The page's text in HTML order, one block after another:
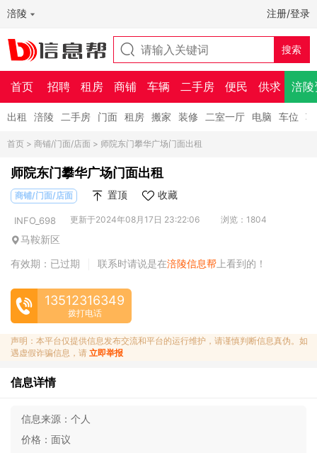
涪陵 注册/登录
首页 招聘 租房 商铺 车辆 二手房 便民 供求 涪陵
出租 涪陵 二手房 门面 租房 搬家 装修 二室一厅 电脑 车位
首页 > 商铺/门面/店面 > 师院东门攀华广场门面出租
师院东门攀华广场门面出租
商铺/门面/店面 置顶 收藏
INFO_698 更新于2024年08月17日 23:22:06 浏览：1804
马鞍新区
有效期：已过期
联系时请说是在涪陵信息帮 上看到的！
13512316349
拨打电话
声明：本平台仅提供信息发布交流和平台的运行维护，请谨慎判断信息真伪。如
遇虚假诈骗信息，请 立即举报
信息详情
信息来源： 个人
价格： 面议